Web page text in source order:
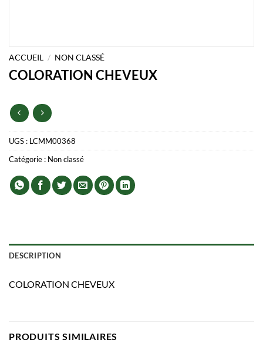
ACCUEIL / NON CLASSÉ
COLORATION CHEVEUX
UGS : LCMM00368
Catégorie : Non classé
DESCRIPTION
COLORATION CHEVEUX
PRODUITS SIMILAIRES